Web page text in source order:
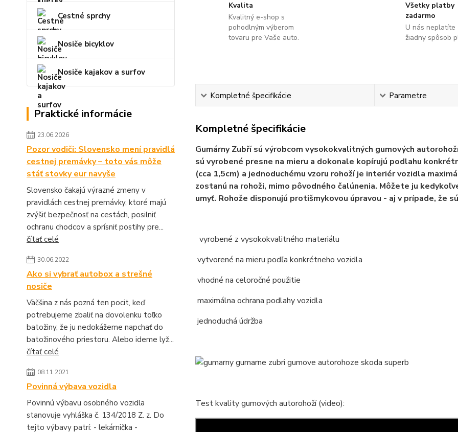
Cestné sprchy
Nosiče bicyklov
Nosiče kajakov a surfov
Praktické informácie
23.06.2026
Pozor vodiči: Slovensko mení pravidlá
cestnej premávky – toto vás môže
stáť stovky eur navyše
Slovensko čakajú výrazné zmeny v
pravidlách cestnej premávky, ktoré majú
zvýšiť bezpečnosť na cestách, posilniť
ochranu chodcov a sprísniť postihy pre...
čítať celé
30.06.2022
Ako si vybrať autobox a strešné
nosiče
Väčšina z nás pozná ten pocit, keď
potrebujeme zbaliť na dovolenku toľko
batožiny, že ju nedokážeme napchať do
batožinového priestoru. Alebo ideme lyž...
čítať celé
08.11.2021
Povinná výbava vozidla
Povinnú výbavu osobného vozidla
stanovuje vyhláška č. 134/2018 Z. z. Do
tejto výbavy patrí: - lekárnička -
Kvalita
Kvalitný e-shop s
pohodlným výberom
tovaru pre Vaše auto.
Všetky platby
zadarmo
U nás neplatíte
žiadny spôsob
Kompletné špecifikácie Parametre
Kompletné špecifikácie
Gumárny Zubří sú výrobcom vysokokvalitných gumových
sú vyrobené presne na mieru a dokonale kopírujú podlahu
(cca 1,5cm) a jednoduchému vzoru rohoží je interiér vozidla
zostanú na rohoži, mimo pôvodného čalúnenia. Môžete ju
umyť. Rohože disponujú protišmykovou úpravou - aj v prípade, že
vyrobené z vysokokvalitného materiálu
vytvorené na mieru podľa konkrétneho vozidla
vhodné na celoročné použitie
maximálna ochrana podlahy vozidla
jednoduchá údržba
Test kvality gumových autorohoží (video):